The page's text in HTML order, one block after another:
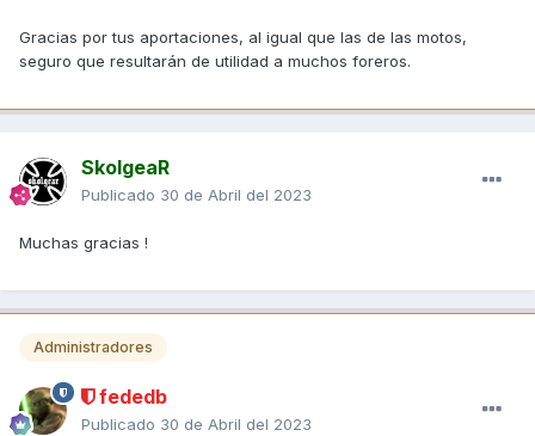
Gracias por tus aportaciones, al igual que las de las motos,
seguro que resultarán de utilidad a muchos foreros.
SkolgeaR
Publicado 30 de Abril del 2023
Muchas gracias !
Administradores
fededb
Publicado 30 de Abril del 2023